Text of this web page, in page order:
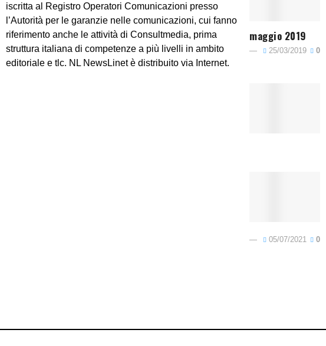
iscritta al Registro Operatori Comunicazioni presso
l’Autorità per le garanzie nelle comunicazioni, cui fanno
riferimento anche le attività di Consultmedia, prima
struttura italiana di competenze a più livelli in ambito
editoriale e tlc. NL NewsLinet è distribuito via Internet.
maggio 2019
25/03/2019 0
05/07/2021 0